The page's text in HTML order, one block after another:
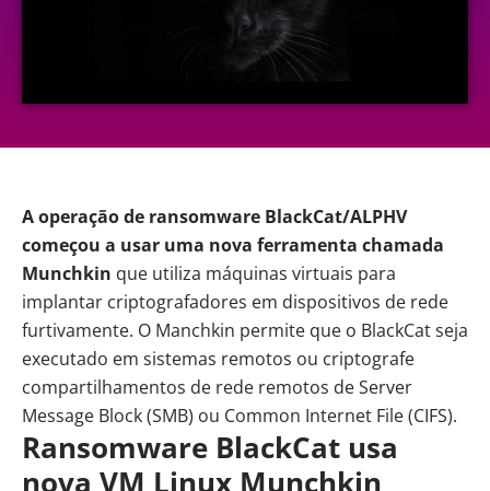
A operação de ransomware BlackCat/ALPHV
começou a usar uma nova ferramenta chamada
Munchkin que utiliza máquinas virtuais para
implantar criptografadores em dispositivos de rede
furtivamente. O Manchkin permite que o BlackCat seja
executado em sistemas remotos ou criptografe
compartilhamentos de rede remotos de Server
Message Block (SMB) ou Common Internet File (CIFS).
Ransomware BlackCat usa
nova VM Linux Munchkin